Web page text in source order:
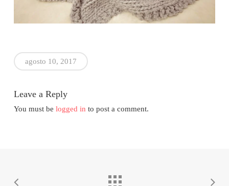
agosto 10, 2017
Leave a Reply
You must be logged in to post a comment.